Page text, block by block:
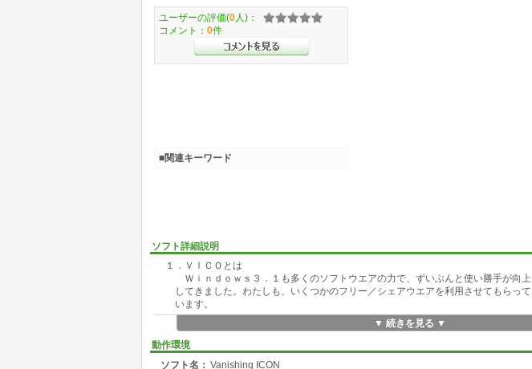
ソフト詳細説明
１．ＶＩＣＯとは
Ｗｉｎｄｏｗｓ３．１も多くのソフトウエアの力で、ずいぶんと使い勝手が向上
してきました。わたしも、いくつかのフリー／シェアウエアを利用させてもらって
います。
でも、ディスクトップ上にアイコンがずらずらっと並んでいるのは、それはそれ
でじゃまなもんですよねぇ(^_^;)
▼ 続きを見る ▼
動作環境
ソフト名： Vanishing ICON
ユーザーの評価(0 人)：
コメント： 0件
■関連キーワード